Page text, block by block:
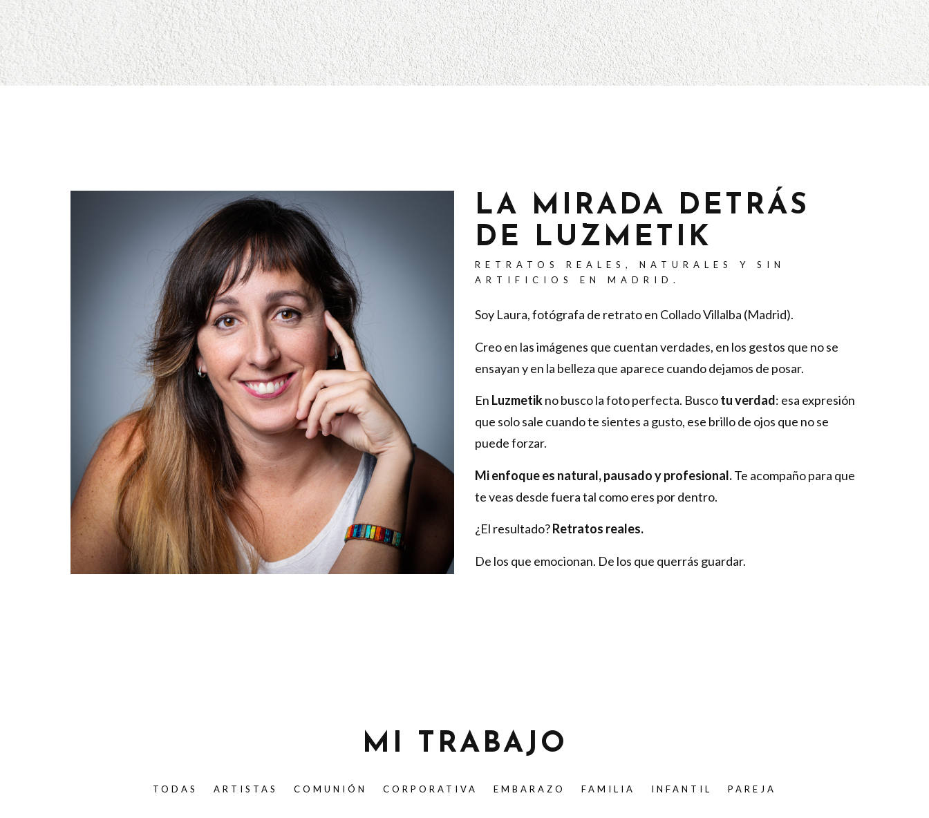
LA MIRADA DETRÁS
DE LUZMETIK
RETRATOS REALES, NATURALES Y SIN
ARTIFICIOS EN MADRID.
Soy Laura, fotógrafa de retrato en Collado Villalba (Madrid).
Creo en las imágenes que cuentan verdades, en los gestos que no se
ensayan y en la belleza que aparece cuando dejamos de posar.
En Luzmetikno busco la foto perfecta. Buscotu verdad: esa expresión
que solo sale cuando te sientes a gusto, ese brillo de ojos que no se
puede forzar.
Mi enfoque es natural, pausado y profesional.Te acompaño para que
te veas desde fuera tal como eres por dentro.
¿El resultado?Retratos reales.
De los que emocionan. De los que querrás guardar.
MI TRABAJO
TODAS ARTISTAS COMUNIÓN CORPORATIVA EMBARAZO FAMILIA INFANTIL PAREJA